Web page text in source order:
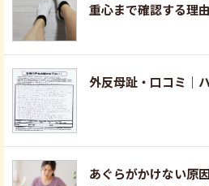
重心まで確認する理由
外反母趾・口コミ｜
あぐらがかけない原